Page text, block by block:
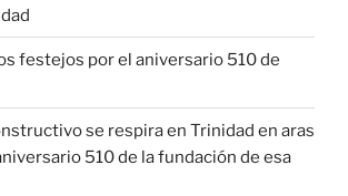
festejos por el aniversario 510 de
se respira en Trinidad en aras
510 de la fundación de esa